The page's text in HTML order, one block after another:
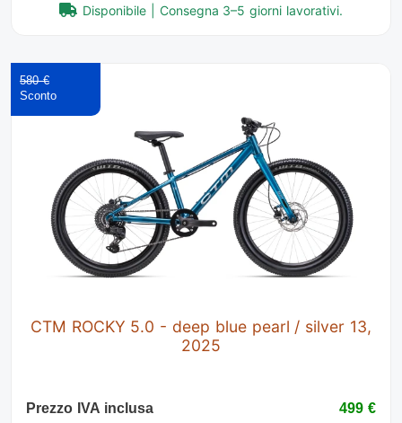
Disponibile | Consegna 3–5 giorni lavorativi.
CTM ROCKY 5.0 - deep blue pearl / silver 13,
2025
580 €
Prezzo IVA inclusa 499 €